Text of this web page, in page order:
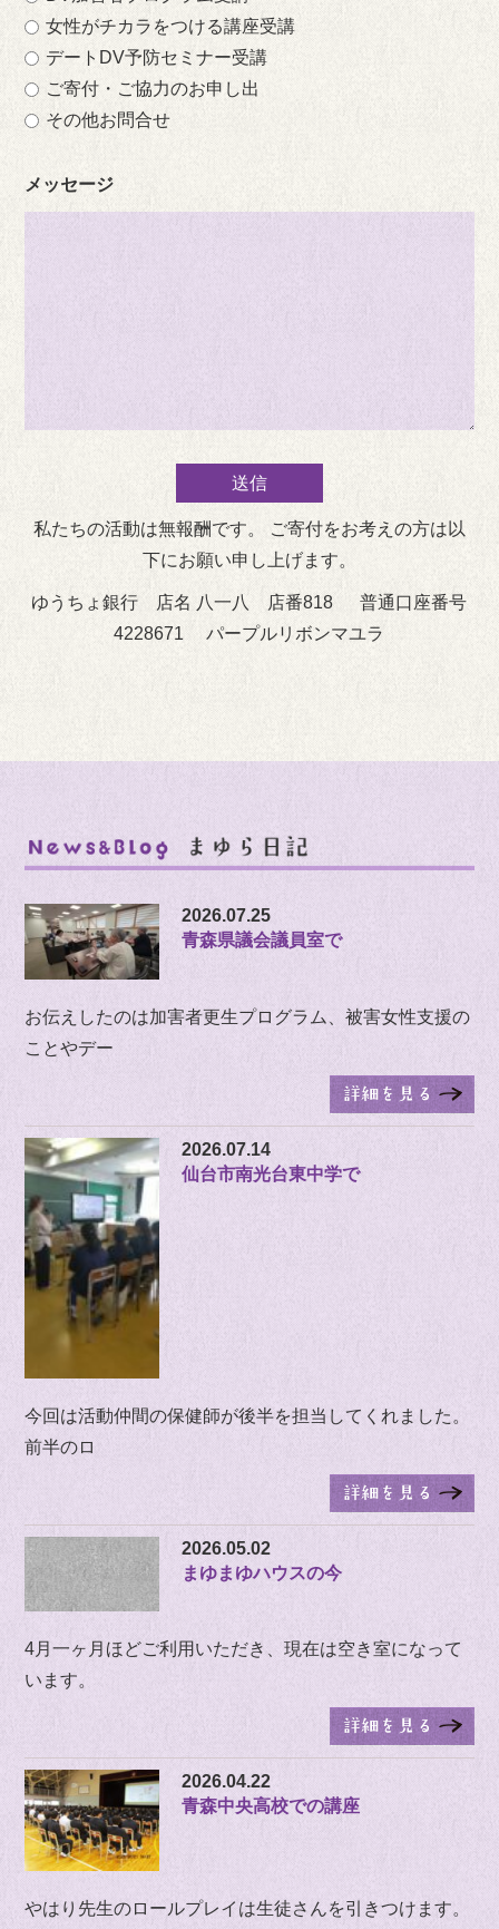
女性がチカラをつける講座受講
デートDV予防セミナー受講
ご寄付・ご協力のお申し出
その他お問合せ
メッセージ
私たちの活動は無報酬です。 ご寄付をお考えの方は以
下にお願い申し上げます。
ゆうちょ銀行 店名 八一八 店番818 普通口座番号
4228671 パープルリボンマユラ
2026.07.25
青森県議会議員室で
お伝えしたのは加害者更生プログラム、被害女性支援の
ことやデー
2026.07.14
仙台市南光台東中学で
今回は活動仲間の保健師が後半を担当してくれました。
前半のロ
2026.05.02
まゆまゆハウスの今
4月一ヶ月ほどご利用いただき、現在は空き室になって
います。
2026.04.22
青森中央高校での講座
やはり先生のロールプレイは生徒さんを引きつけます。